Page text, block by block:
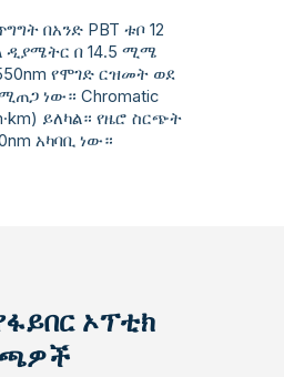
በአንድ PBT ቱቦ 12
ዲያሜትር በ 14.5 ሚሜ
የሞገድ ርዝመት ወደ
ነው። Chromatic
ይለካል። የዜሮ ስርጭት
አካባቢ ነው።
ኦፕቲክ